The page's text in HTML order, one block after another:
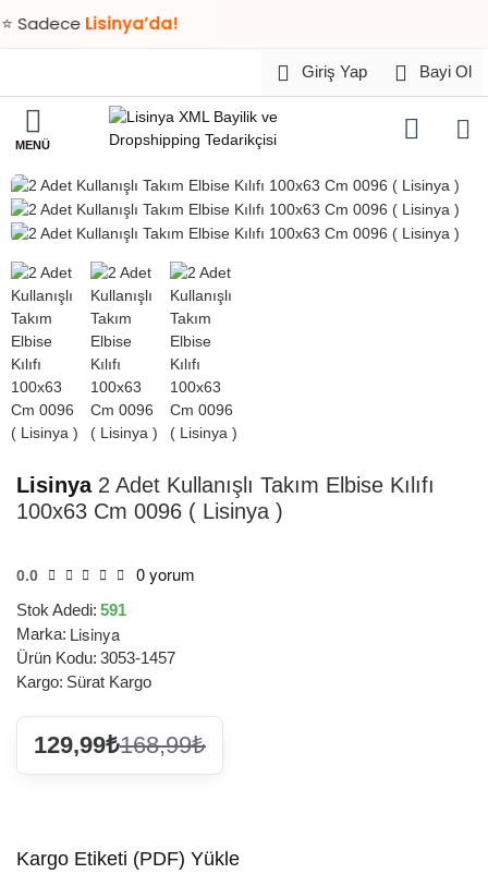
Lisinya’da!
Giriş Yap Bayi Ol
TESLİMAT
Lisinya2 Adet Kullanışlı Takım Elbise Kılıfı
100x63 Cm 0096 ( Lisinya )
0.0 0 yorum
Stok Adedi: 591
Marka: Lisinya
Ürün Kodu: 3053-1457
Kargo: Sürat Kargo
129,99₺168,99₺
Kargo Etiketi (PDF) Yükle